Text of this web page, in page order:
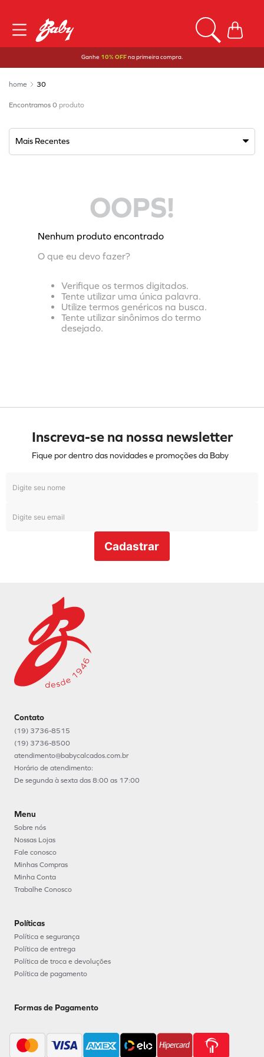
Ganhe 10% OFFna primeira compra.
30
0 produto
Mais Recentes
OOPS!
Nenhum produto encontrado
O que eu devo fazer?
Verifique os termos digitados.
Tente utilizar uma única palavra.
Utilize termos genéricos na busca.
Tente utilizar sinônimos do termo
desejado.
Inscreva-se na nossa newsletter
Fique por dentro das novidades e promoções da Baby
Cadastrar
Contato
(19) 3736-8515
(19) 3736-8500
atendimento@babycalcados.com.br
Horário de atendimento:
De segunda à sexta das 8:00 as 17:00
Menu
Sobre nós
Nossas Lojas
Fale conosco
Minhas Compras
Minha Conta
Trabalhe Conosco
Políticas
Política e segurança
Política de entrega
Política de troca e devoluções
Política de pagamento
Formas de Pagamento